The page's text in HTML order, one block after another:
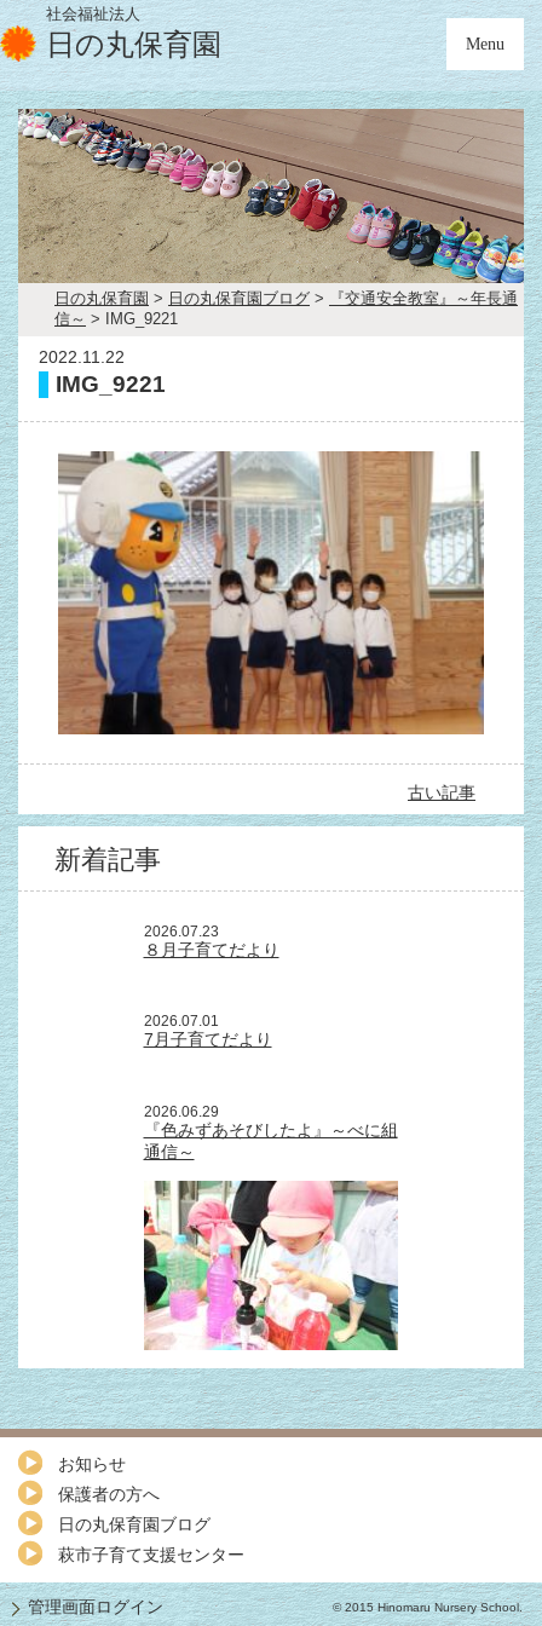
社会福祉法人
日の丸保育園 Menu
日の丸保育園 > 日の丸保育園ブログ >
『交通安全教室』～年長通
信～ > IMG_9221
2022.11.22
IMG_9221
古い記事
新着記事
2026.07.23
８月子育てだより
2026.07.01
7月子育てだより
2026.06.29
『色みずあそびしたよ』～べに組
通信～
お知らせ
保護者の方へ
日の丸保育園ブログ
萩市子育て支援センター
管理画面ログイン © 2015 Hinomaru Nursery School.